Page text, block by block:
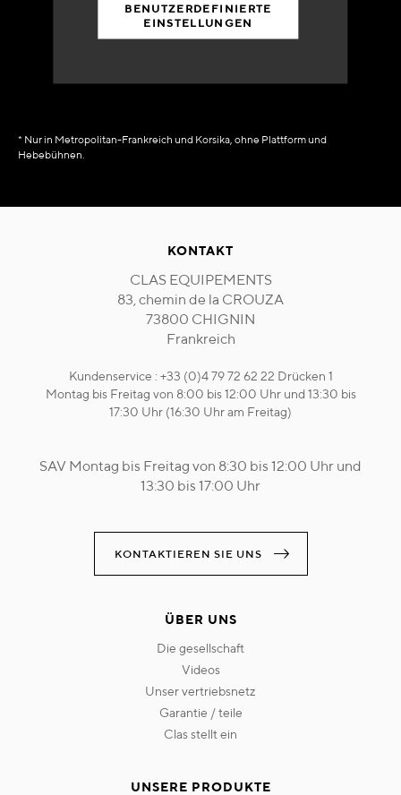
BENUTZERDEFINIERTE
EINSTELLUNGEN
90% des Katalogs
in Verfügbarkeit
* Nur in Metropolitan-Frankreich und Korsika, ohne Plattform und
Hebebühnen.
KONTAKT
CLAS EQUIPEMENTS
83, chemin de la CROUZA
73800 CHIGNIN
Frankreich
Kundenservice : +33 (0)4 79 72 62 22 Drücken 1
Montag bis Freitag von 8:00 bis 12:00 Uhr und 13:30 bis
17:30 Uhr (16:30 Uhr am Freitag)
SAV Montag bis Freitag von 8:30 bis 12:00 Uhr und
13:30 bis 17:00 Uhr
KONTAKTIEREN SIE UNS
ÜBER UNS
die gesellschaft
videos
unser vertriebsnetz
garantie / teile
clas stellt ein
UNSERE PRODUKTE